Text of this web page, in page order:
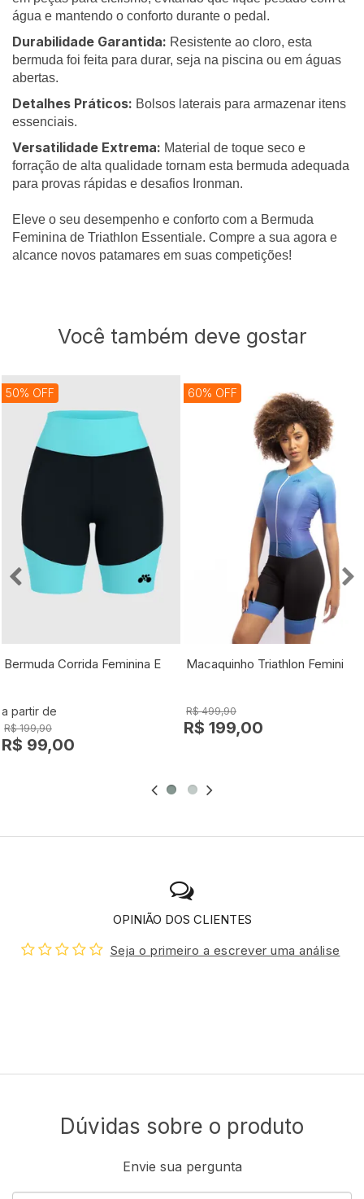
água e mantendo o conforto durante o pedal.
Durabilidade Garantida: Resistente ao cloro, esta
bermuda foi feita para durar, seja na piscina ou em águas
abertas.
Detalhes Práticos: Bolsos laterais para armazenar itens
essenciais.
Versatilidade Extrema: Material de toque seco e
forração de alta qualidade tornam esta bermuda adequada
para provas rápidas e desafios Ironman.
Eleve o seu desempenho e conforto com a Bermuda
Feminina de Triathlon Essentiale. Compre a sua agora e
alcance novos patamares em suas competições!
Você também deve gostar
50% OFF
a partir de
R$ 199,90
R$ 99,00
60% OFF
R$ 499,90
R$ 199,00
OPINIÃO DOS CLIENTES
Seja o primeiro a escrever uma análise
Dúvidas sobre o produto
Envie sua pergunta